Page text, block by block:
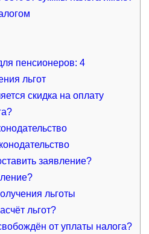
пенсионеров: 4
льгот
скидка на оплату
заявление?
льготы
льгот?
от уплаты налога?